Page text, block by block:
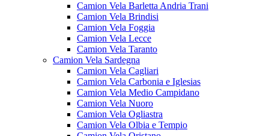
Camion Vela Barletta Andria Trani
Camion Vela Brindisi
Camion Vela Foggia
Camion Vela Lecce
Camion Vela Taranto
Camion Vela Sardegna
Camion Vela Cagliari
Camion Vela Carbonia e Iglesias
Camion Vela Medio Campidano
Camion Vela Nuoro
Camion Vela Ogliastra
Camion Vela Olbia e Tempio